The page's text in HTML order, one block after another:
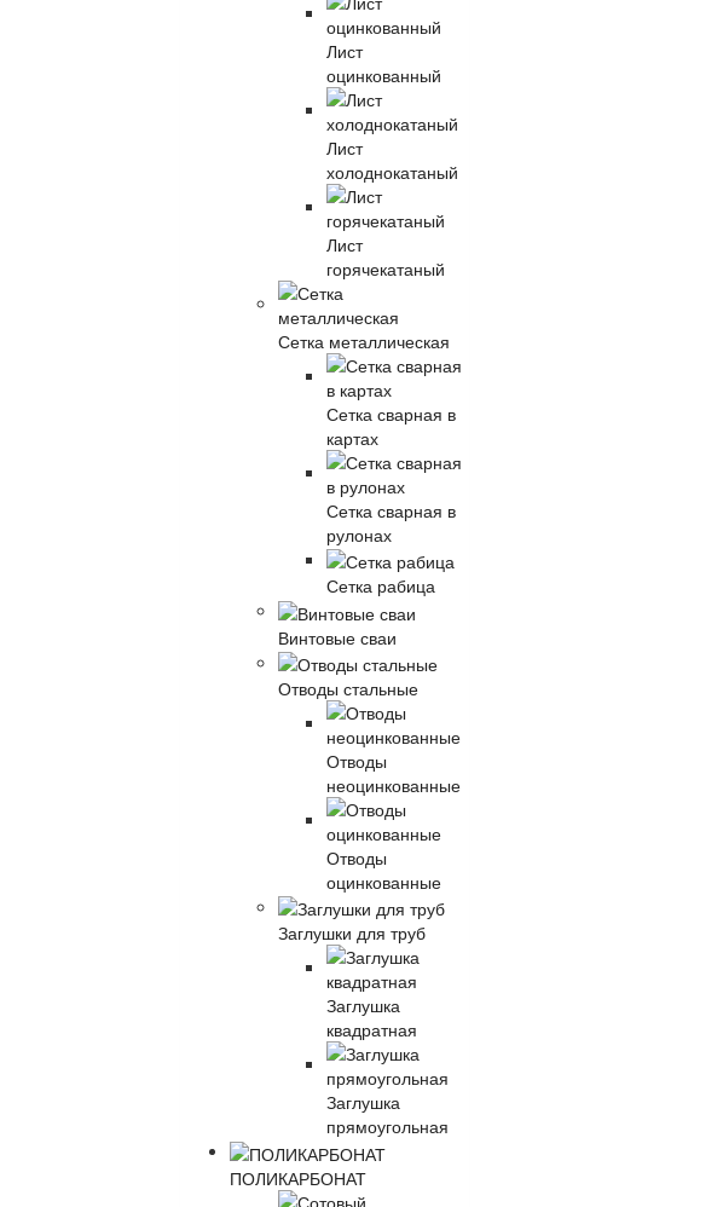
Лист
оцинкованный
Лист
холоднокатаный
Лист
горячекатаный
Сетка металлическая
Сетка сварная в
картах
Сетка сварная в
рулонах
Сетка рабица
Винтовые сваи
Отводы стальные
Отводы
неоцинкованные
Отводы
оцинкованные
Заглушки для труб
Заглушка
квадратная
Заглушка
прямоугольная
ПОЛИКАРБОНАТ